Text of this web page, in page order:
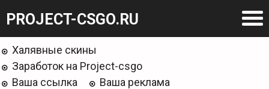
PROJECT-CSGO.RU
Халявные скины
Заработок на Project-csgo
Ваша ссылка
Ваша реклама